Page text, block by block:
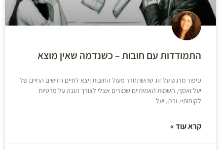
התמודדות עם חובות – כשנדמה שאין מוצא
סיפור מרגש על זוג שהשתחרר מעול החובות ויצא לחיים חדשים החיים של
יעל ואסף, השמות האמיתיים שמורים אצלי לצורך הגנה על פרטיות
לקוחותיי. ובכן, יעל
קרא עוד »